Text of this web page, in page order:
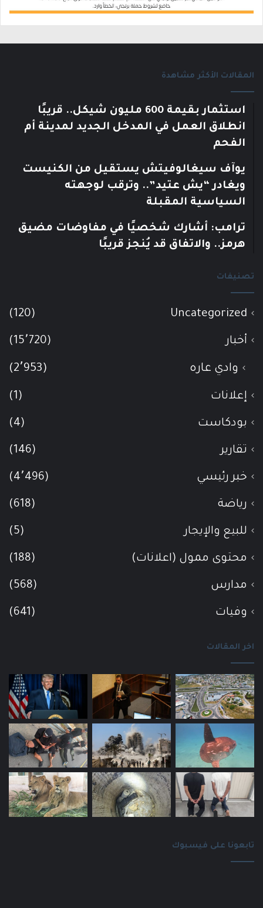
المقالات الأكثر مشاهدة
استثمار بقيمة 600 مليون شيكل.. قريبًا
انطلاق العمل في المدخل الجديد لمدينة أم
الفحم
يوآف سيغالوفيتش يستقيل من الكنيست
ويغادر “يش عتيد”.. وترقب لوجهته
السياسية المقبلة
ترامب: أشارك شخصيًا في مفاوضات مضيق
هرمز.. والاتفاق قد يُنجز قريبًا
تصنيفات
Uncategorized
(120)
أخبار (15٬720)
وادي عاره (2٬953)
إعلانات (1)
بودكاست (4)
تقارير (146)
خبر رئيسي (4٬496)
رياضة (618)
للبيع والإيجار (5)
محتوى ممول (اعلانات) (188)
مدارس (568)
وفيات (641)
اخر المقالات
تابعونا على فيسبوك